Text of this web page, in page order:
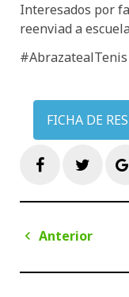
Interesados por
reenviad a
#AbrazatealTenis
FICHA DE
Facebook
Navegación
entradas
Anterior